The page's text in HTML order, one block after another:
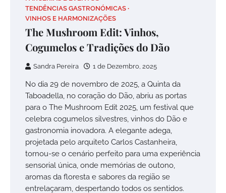
TENDÊNCIAS GASTRONÓMICAS
VINHOS E HARMONIZAÇÕES
The Mushroom Edit: Vinhos,
Cogumelos e Tradições do Dão
Sandra Pereira 1 de Dezembro, 2025
No dia 29 de novembro de 2025, a Quinta da
Taboadella, no coração do Dão, abriu as portas
para o The Mushroom Edit 2025, um festival que
celebra cogumelos silvestres, vinhos do Dão e
gastronomia inovadora. A elegante adega,
projetada pelo arquiteto Carlos Castanheira,
tornou-se o cenário perfeito para uma experiência
sensorial única, onde memórias de outono,
aromas da floresta e sabores da região se
entrelaçaram, despertando todos os sentidos.